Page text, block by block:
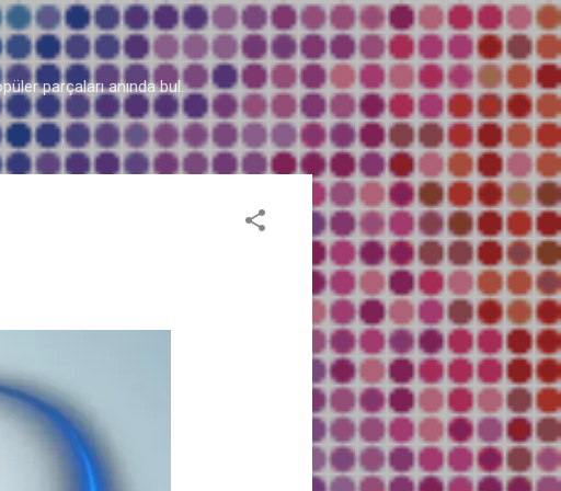
parçaları anında bul.